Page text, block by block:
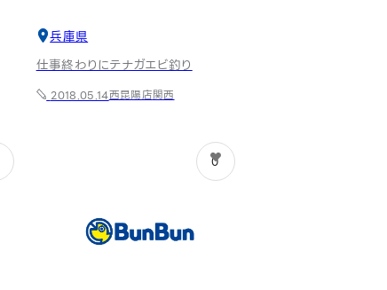
兵庫県
仕事終わりにテナガエビ釣り
2018.05.14西昆陽店関西
0